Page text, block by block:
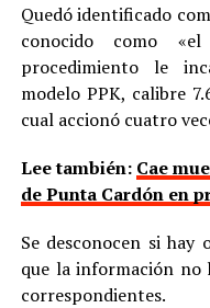
Quedó identificado
conocido como
procedimiento le
modelo PPK, calibre
cual accionó cuatro
Lee también: Cae
de Punta Cardón en
Se desconocen si hay
que la información no
correspondientes.